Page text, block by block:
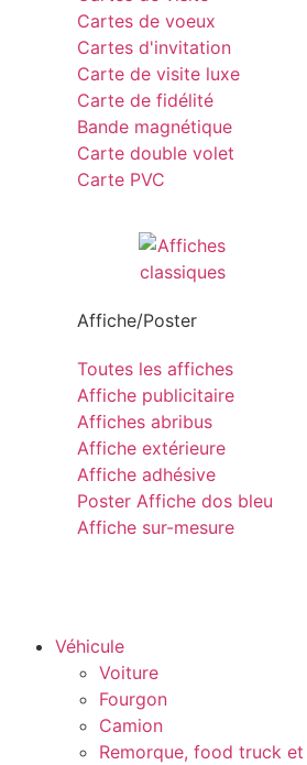
Cartes de voeux
Cartes d'invitation
Carte de visite luxe
Carte de fidélité
Bande magnétique
Carte double volet
Carte PVC
Affiche/Poster
Toutes les affiches
Affiche publicitaire
Affiches abribus
Affiche extérieure
Affiche adhésive
Poster Affiche dos bleu
Affiche sur-mesure
Véhicule
Voiture
Fourgon
Camion
Remorque, food truck